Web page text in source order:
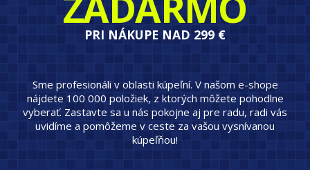
PRI NÁKUPE NAD 299 €
Sme profesionáli v oblasti kúpeľní. V našom e-shope
nájdete 100 000 položiek, z ktorých môžete pohodlne
vyberať. Zastavte sa u nás pokojne aj pre radu, radi vás
uvidíme a pomôžeme v ceste za vašou vysnívanou
kúpeľňou!